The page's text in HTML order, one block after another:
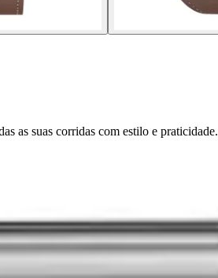
as suas corridas com estilo e praticidade.